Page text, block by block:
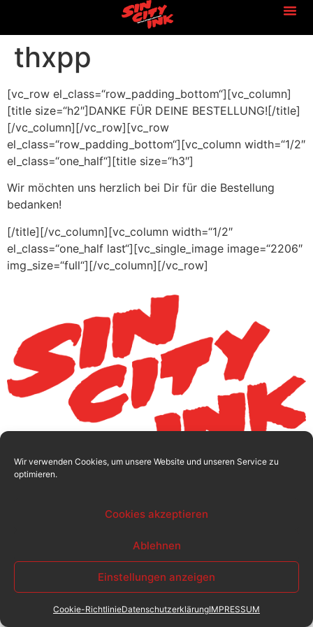
Wir verwenden Cookies, um unsere Website und unseren Service zu
optimieren.
Cookies akzeptieren
Ablehnen
Einstellungen anzeigen
Cookie-RichtlinieDatenschutzerklärungIMPRESSUM
thxpp
[vc_row el_class=“row_padding_bottom“][vc_column]
[title size=“h2″]DANKE FÜR DEINE BESTELLUNG![/title]
[/vc_column][/vc_row][vc_row
el_class=“row_padding_bottom“][vc_column width=“1/2″
el_class=“one_half“][title size=“h3″]
Wir möchten uns herzlich bei Dir für die Bestellung
bedanken!
[/title][/vc_column][vc_column width=“1/2″
el_class=“one_half last“][vc_single_image image=“2206″
img_size=“full“][/vc_column][/vc_row]
Tattoostudio in München